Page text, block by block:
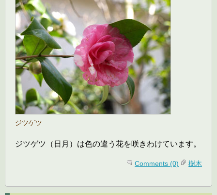
ジツゲツ
ジツゲツ（日月）は色の違う花を咲きわけています。
Comments (0) 樹木